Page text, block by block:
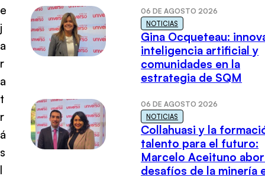
e
j
a
r
a
t
r
á
s
l
06 DE AGOSTO 2026
NOTICIAS
Gina Ocqueteau:
inteligencia artificial y
comunidades en la
estrategia de SQM
06 DE AGOSTO 2026
NOTICIAS
Collahuasi y la
talento para el futuro:
Marcelo Aceituno
desafíos de la minería